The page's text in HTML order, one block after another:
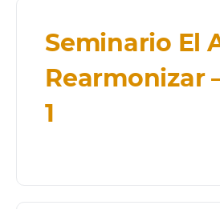
Seminario El
Rearmonizar
1